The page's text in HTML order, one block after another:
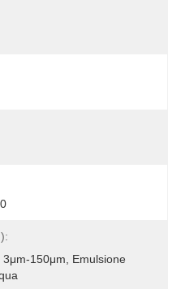
150μm, Emulsione